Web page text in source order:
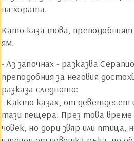
на хората.
Като каза това,
ям.
- Аз започнах - разказва
преподобния за неговия
разказа следното:
- Както казах, от деветдесет
тази пещера. През това
човек, но дори звяр или птица,